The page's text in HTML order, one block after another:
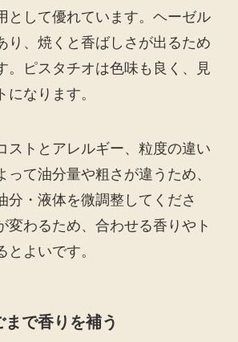
として優れています。ヘーゼル
り、焼くと香ばしさが出るため
。ピスタチオは色味も良く、見
になります。
ストとアレルギー、粒度の違い
って油分量や粗さが違うため、
分・液体を微調整してくださ
変わるため、合わせる香りやト
とよいです。
で香りを補う